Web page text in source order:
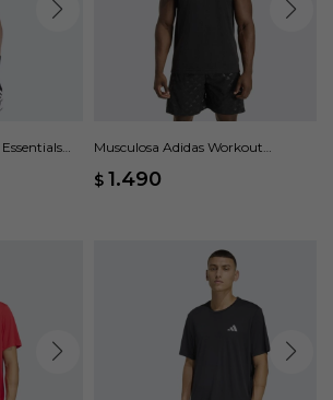
Musculosa Adidas Workout
$ 1.490